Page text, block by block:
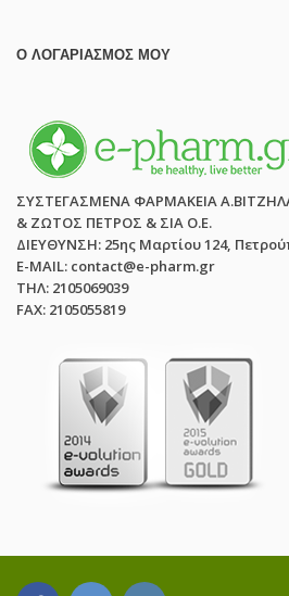
Ο ΛΟΓΑΡΙΑΣΜΌΣ ΜΟΥ
ΣΥΣΤΕΓΑΣΜΕΝΑ ΦΑΡΜΑΚΕΙΑ
& ΖΩΤΟΣ ΠΕΤΡΟΣ & ΣΙΑ Ο.Ε.
ΔΙΕΥΘΥΝΣΗ: 25ης Μαρτίου 124,
E-MAIL: contact@e-pharm.gr
ΤΗΛ: 2105069039
FAX: 2105055819